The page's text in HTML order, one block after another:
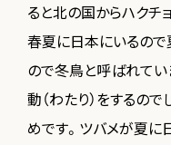
ると北の国からハクチ
春夏に日本にいるので
ので冬鳥と呼ばれてい
動（わたり）をするの
めです。ツバメが夏に